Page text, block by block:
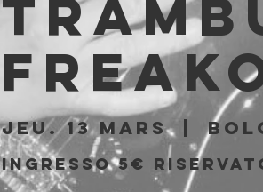
jeu. 13 mars
  |
Ingresso 5€